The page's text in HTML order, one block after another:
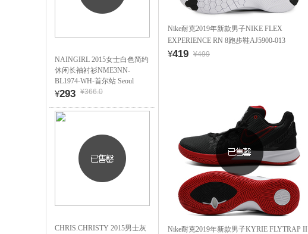
NAINGIRL 2015女士白色简约
休闲长袖衬衫NME3NN-
BL1974-WH-首尔站 Seoul
¥293 ¥366.0
CHRIS.CHRISTY 2015男士灰
Nike耐克2019年新款男子NIKE FLEX
EXPERIENCE RN 8跑步鞋AJ5900-013
¥419 ¥499
Nike耐克2019年新款男子KYRIE FLYTRAP II